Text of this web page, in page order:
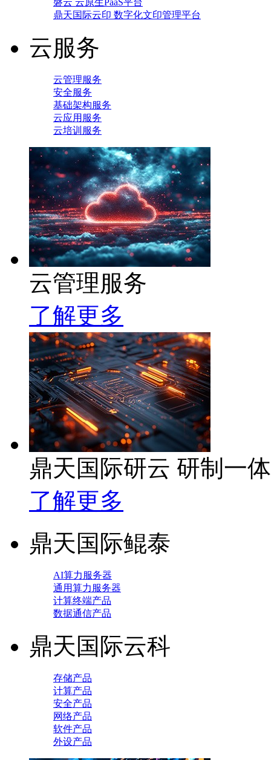
磐云 云原生PaaS平台
鼎天国际云印 数字化文印管理平台
云服务
云管理服务
安全服务
基础架构服务
云应用服务
云培训服务
云管理服务
了解更多
鼎天国际研云 研制一
了解更多
鼎天国际鲲泰
AI算力服务器
通用算力服务器
计算终端产品
数据通信产品
鼎天国际云科
存储产品
计算产品
安全产品
网络产品
软件产品
外设产品